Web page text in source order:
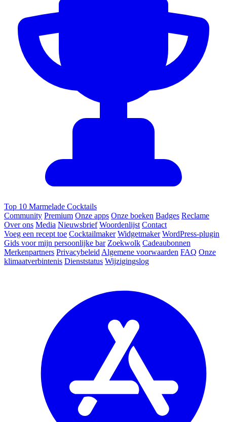
Top 10 Marmelade Cocktails
Community Premium Onze apps Onze boeken Badges Reclame
Over ons Media Nieuwsbrief Woordenlijst Contact
Voeg een recept toe Cocktailmaker Widgetmaker WordPress-plugin
Gids voor mijn persoonlijke bar Zoekwolk Cadeaubonnen
Merkenpartners Privacybeleid Algemene voorwaarden FAQ Onze
klimaatverbintenis Dienststatus Wijzigingslog